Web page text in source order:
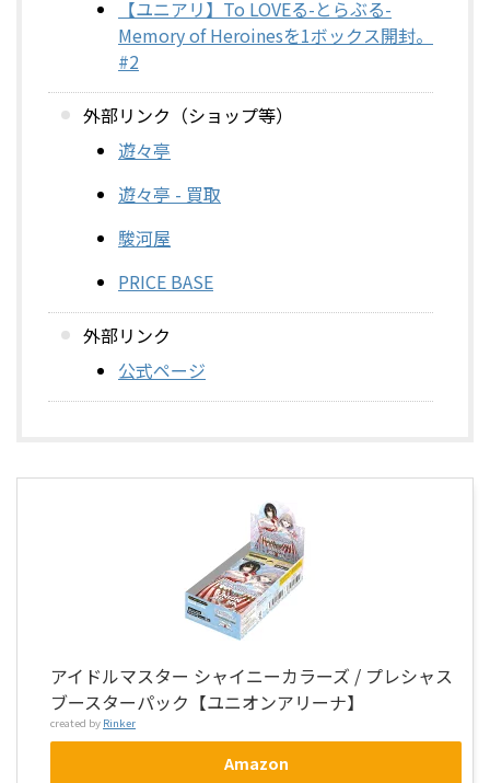
【ユニアリ】To LOVEる-とらぶる-
Memory of Heroinesを1ボックス開封。
#2
外部リンク（ショップ等）
遊々亭
遊々亭 - 買取
駿河屋
PRICE BASE
外部リンク
公式ページ
アイドルマスター シャイニーカラーズ / プレシャス
ブースターパック【ユニオンアリーナ】
created by Rinker
Amazon